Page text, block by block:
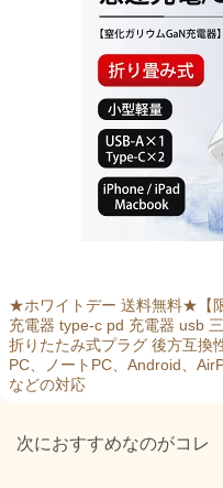
★ホワイトデー 送料無料★【
充電器 type-c pd 充電器 usb
折りたたみ式プラグ 後方互換
PC、ノートPC、Android、
などの対応
次におすすめなのがコレ